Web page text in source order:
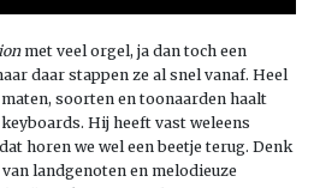
met veel orgel, ja dan toch een
daar stappen ze al snel vanaf. Heel
soorten en toonaarden haalt
Hij heeft vast weleens
horen we wel een beetje terug. Denk
landgenoten en melodieuze